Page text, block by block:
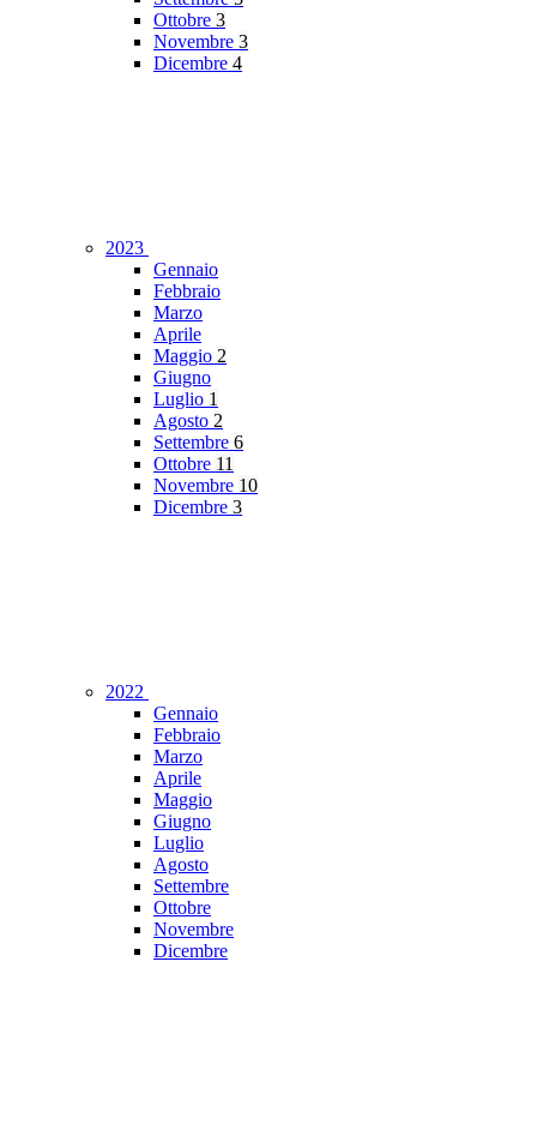
Ottobre 3
Novembre 3
Dicembre 4
2023
Gennaio
Febbraio
Marzo
Aprile
Maggio 2
Giugno
Luglio 1
Agosto 2
Settembre 6
Ottobre 11
Novembre 10
Dicembre 3
2022
Gennaio
Febbraio
Marzo
Aprile
Maggio
Giugno
Luglio
Agosto
Settembre
Ottobre
Novembre
Dicembre